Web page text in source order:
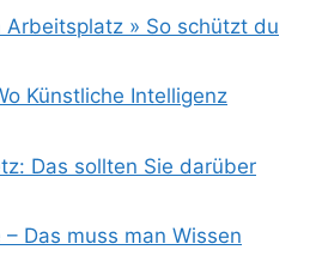
Arbeitsplatz » So schützt du
Künstliche Intelligenz
Das sollten Sie darüber
Das muss man Wissen